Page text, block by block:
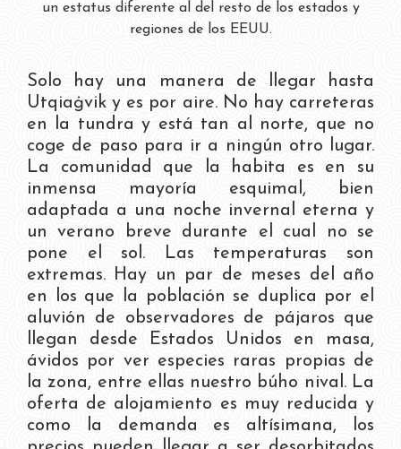
un estatus diferente al del resto de los estados y
regiones de los EEUU.
Solo hay una manera de llegar hasta
Utqiaġvik y es por aire. No hay carreteras
en la tundra y está tan al norte, que no
coge de paso para ir a ningún otro lugar.
La comunidad que la habita es en su
inmensa mayoría esquimal, bien
adaptada a una noche invernal eterna y
un verano breve durante el cual no se
pone el sol. Las temperaturas son
extremas. Hay un par de meses del año
en los que la población se duplica por el
aluvión de observadores de pájaros que
llegan desde Estados Unidos en masa,
ávidos por ver especies raras propias de
la zona, entre ellas nuestro búho nival. La
oferta de alojamiento es muy reducida y
como la demanda es altísimana, los